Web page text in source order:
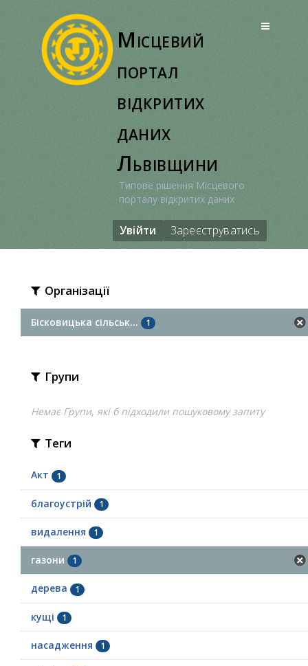
Місцевий
портал
відкритих
даних
Львівщини
Типове рішення Місцевого
порталу відкритих даних
Увійти Зареєструватись
Організації
Бісковицька сільськ... 1
Групи
Немає Групи, які б підходили пошуковому запиту
Теги
Акт 1
благоустрій 1
видалення 1
газони 1
дерева 1
кущі 1
насадження 1